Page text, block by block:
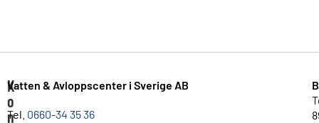
K
o
n
Vatten & Avloppscenter i Sverige AB
Tel. 0660-34 35 36